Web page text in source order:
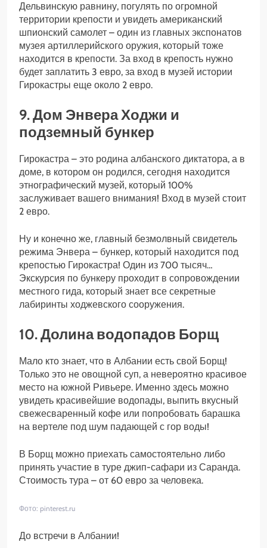
Дельвинскую равнину, погулять по огромной
территории крепости и увидеть американский
шпионский самолет – один из главных экспонатов
музея артиллерийского оружия, который тоже
находится в крепости. За вход в крепость нужно
будет заплатить 3 евро, за вход в музей истории
Гирокастры еще около 2 евро.
9. Дом Энвера Ходжи и
подземный бункер
Гирокастра – это родина албанского диктатора, а в
доме, в котором он родился, сегодня находится
этнографический музей, который 100%
заслуживает вашего внимания! Вход в музей стоит
2 евро.
Ну и конечно же, главный безмолвный свидетель
режима Энвера – бункер, который находится под
крепостью Гирокастра! Один из 700 тысяч…
Экскурсия по бункеру проходит в сопровождении
местного гида, который знает все секретные
лабиринты ходжевского сооружения.
10. Долина водопадов Борщ
Мало кто знает, что в Албании есть свой Борщ!
Только это не овощной суп, а невероятно красивое
место на южной Ривьере. Именно здесь можно
увидеть красивейшие водопады, выпить вкусный
свежесваренный кофе или попробовать барашка
на вертеле под шум падающей с гор воды!
В Борщ можно приехать самостоятельно либо
принять участие в туре джип-сафари из Саранда.
Стоимость тура – от 60 евро за человека.
Фото: pinterest.ru
До встречи в Албании!